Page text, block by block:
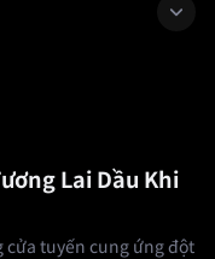
Lai Dầu Khi
cửa tuyến cung ứng đột